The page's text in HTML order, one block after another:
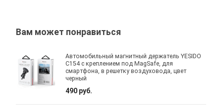
Вам может понравиться
Автомобильный магнитный держатель YESIDO
C154 с креплением под MagSafe, для
смартфона, в решетку воздуховода, цвет
черный
490 руб.